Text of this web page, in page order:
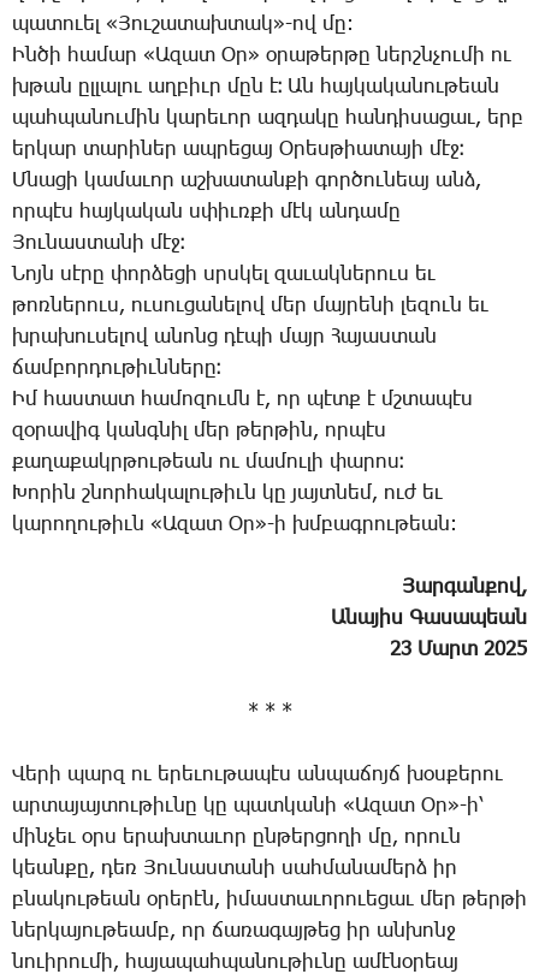
պա­տո­ւել «­Յու­շա­տախ­տակ»-ով մը:
Ին­ծի հա­մար «Ա­զատ Օր» օ­րա­թեր­թը ներշն­չու­մի ու
խթան ըլ­լա­լու աղ­բիւր մըն է։ Ան հայ­կա­կա­նու­թեան
պահ­պա­նու­մին կա­րե­ւոր ազ­դա­կը հան­դի­սա­ցաւ, երբ
եր­կար տա­րի­ներ ապ­րե­ցայ Օ­րես­թիա­տա­յի մէջ։
Մ­նա­ցի կա­մա­ւոր աշ­խա­տան­քի գոր­ծու­նեայ անձ,
որ­պէս հայ­կա­կան սփիւռ­քի մէկ ան­դա­մը
­Յու­նաս­տա­նի մէջ։
­Նոյն սէ­րը փոր­ձե­ցի սրսկել զա­ւակ­նե­րուս եւ
թոռ­նե­րուս, ու­սու­ցա­նե­լով մեր մայ­րե­նի լե­զուն եւ
խրա­խու­սե­լով ա­նոնց դէ­պի մայր ­Հա­յաս­տան
ճամ­բոր­դու­թիւն­նե­րը։
Իմ հաս­տատ հա­մո­զումն է, որ պէտք է մշտա­պէս
զօ­րա­վիգ կանգ­նիլ մեր թեր­թին, որ­պէս
քա­ղա­քակր­թու­թեան ու մա­մու­լի փա­րոս։
­Խո­րին շնոր­հա­կա­լու­թիւն կը յայտ­նեմ, ուժ եւ
կա­րո­ղու­թիւն «Ա­զատ Օր»-ի խմբագ­րու­թեան:
Յար­գան­քով,
Ա­նա­յիս ­Գա­սա­պեան
23 ­Մարտ 2025
* * *
­Վե­րի պարզ ու ե­րե­ւու­թա­պէս ան­պա­ճոյճ խօս­քե­րու
ար­տա­յայ­տու­թիւ­նը կը պատ­կա­նի «Ա­զատ Օր»-ի՝
մին­չեւ օրս ե­րախ­տա­ւոր ըն­թեր­ցո­ղի մը, ո­րուն
կեան­քը, դեռ ­Յու­նաս­տա­նի սահ­մա­նա­մերձ իր
բնա­կու­թեան օ­րե­րէն, ի­մաս­տա­ւո­րո­ւե­ցաւ մեր թեր­թի
ներ­կա­յու­թեամբ, որ ճա­ռա­գայ­թեց իր ան­խոնջ
նո­ւի­րու­մի, հա­յա­պահ­պա­նու­թիւ­նը ա­մէ­նօ­րեայ